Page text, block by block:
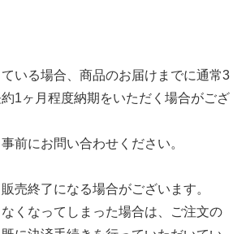
いる場合、商品のお届けまでに通常3
1ヶ月程度納期をいただく場合がござ
前にお問い合わせください。
売終了になる場合がございます。
くなってしまった場合は、ご注文の